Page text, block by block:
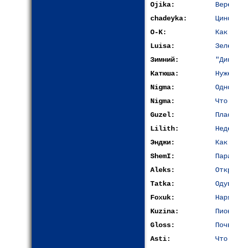
Ojika:
chadeyka:
O-K:
Luisa:
Зимний:
Катюша:
Nigma:
Nigma:
Guzel:
Lilith:
Энджи:
ShemI:
Aleks:
Tatka:
Foxuk:
Kuzina:
Gloss:
Asti: